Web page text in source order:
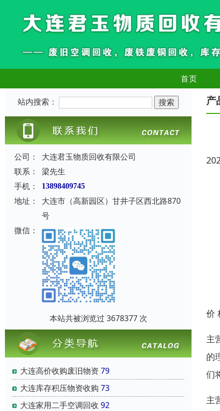
首页
站内搜索：
公司：
大连君玉物质回收有限公司
联系：
梁先生
手机：
13898409745
地址：
大连市（高新园区）甘井子区西北路870
号
微信：
本站共被浏览过 3678377 次
大连高价收购废旧物资 79
大连库存积压物资收购 73
大连家用二手空调回收 92
产
价
主
的
们
主